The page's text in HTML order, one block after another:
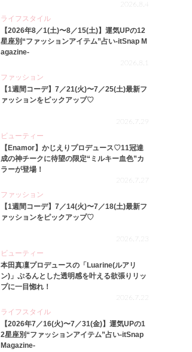
2026.8.4
ライフスタイル
【2026年8／1(土)〜8／15(土)】運気UPの12
星座別“ファッションアイテム”占い-itSnap M
agazine-
2026.8.1
ファッション
【1週間コーデ】7／21(火)〜7／25(土)最新フ
ァッションをピックアップ♡
2026.7.29
ビューティー
【Enamor】かじえりプロデュース♡11冠達
成の神チークに待望の限定“ミルキー血色”カ
ラーが登場！
2026.7.27
ファッション
【1週間コーデ】7／14(火)〜7／18(土)最新フ
ァッションをピックアップ♡
2026.7.23
ビューティー
本田真凜プロデュースの「Luarine(ルアリ
ン)」ぷるんとした透明感を叶える欲張りリッ
プに一目惚れ！
2026.7.22
ライフスタイル
【2026年7／16(火)〜7／31(金)】運気UPの1
2星座別“ファッションアイテム”占い-itSnap
Magazine-